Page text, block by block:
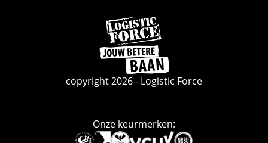
Ga
naar
de
homepage
copyright 2026 - Logistic Force
Onze keurmerken:
Deze